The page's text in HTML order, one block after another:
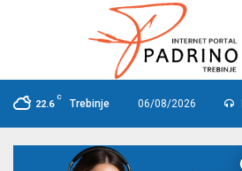
22.6
C
Trebinje 06/08/2026